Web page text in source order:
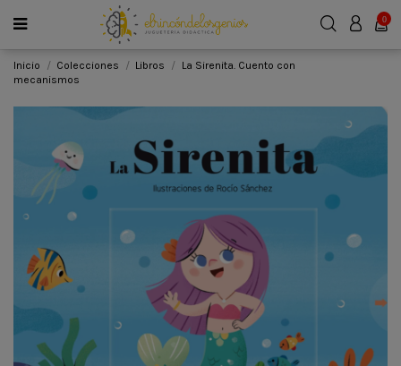
0
Inicio Colecciones Libros
La Sirenita. Cuento con
mecanismos